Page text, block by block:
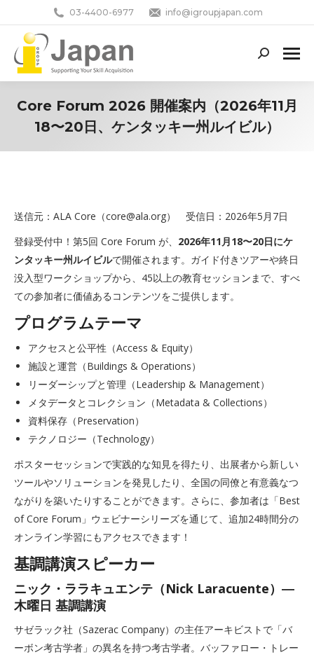
03-4400-6977 info@igroupjapan.com
Search:
Core Forum 2026 開催案内（2026年11月
18〜20日、ケンタッキー州ルイビル）
送信元：ALA Core（core@ala.org） 受信日：2026年5月7日
登録受付中！第5回 Core Forum が、 2026年11月18〜20日にケ
ンタッキー州ルイビルで開催されます。ガイド付きツアーや終日
没入型ワークショップから、45以上の教育セッションまで、すべ
ての参加者に価値あるコンテンツをご提供します。
プログラムテーマ
アクセスと公平性（Access & Equity）
施設と運営（Buildings & Operations）
リーダーシップと管理（Leadership & Management）
メタデータとコレクション（Metadata & Collections）
資料保存（Preservation）
テクノロジー（Technology）
ポスターセッションで実践的な知見を得たり、出展者から新しい
ツールやソリューションを発見したり、全国の同僚と有意義なつ
ながりを築いたりすることができます。さらに、参加者は「Best
of Core Forum」ウェビナーシリーズを通じて、追加24時間分の
オンライン学習にもアクセスできます！
基調講演スピーカー
ニック・ララキュエンテ（Nick Laracuente）―
木曜日 基調講演
サゼラック社（Sazerac Company）の主任アーキビストで「バ
ーボン考古学者」の異名を持つ考古学者。バッファロー・トレー